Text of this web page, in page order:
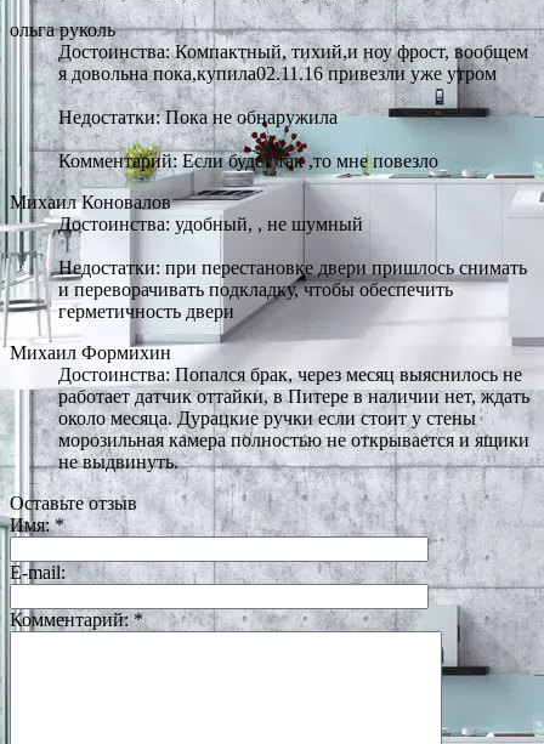
ольга руколь
Достоинства: Компактный, тихий,и ноу фрост, вообщем
я довольна пока,купила02.11.16 привезли уже утром
Недостатки: Пока не обнаружила
Комментарий: Если будет так ,то мне повезло
Михаил Коновалов
Достоинства: удобный, , не шумный
Недостатки: при перестановке двери пришлось снимать
и переворачивать подкладку, чтобы обеспечить
герметичность двери
Михаил Формихин
Достоинства: Попался брак, через месяц выяснилось не
работает датчик оттайки, в Питере в наличии нет, ждать
около месяца. Дурацкие ручки если стоит у стены
морозильная камера полностью не открывается и ящики
не выдвинуть.
Оставьте отзыв
Имя:*
E-mail:
Комментарий:*